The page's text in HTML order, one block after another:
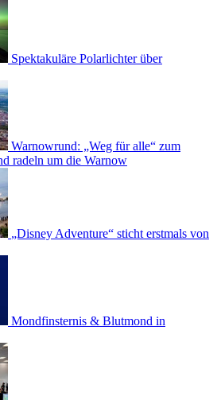
Spektakuläre Polarlichter über
Warnowrund: „Weg für alle“ zum
radeln um die Warnow
„Disney Adventure“ sticht erstmals von
Mondfinsternis & Blutmond in